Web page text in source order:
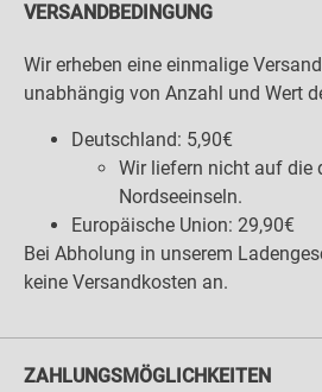
VERSANDBEDINGUNG
Wir erheben eine einmalige
unabhängig von Anzahl und Wert
Deutschland: 5,90€
Wir liefern nicht auf die
Nordseeinseln.
Europäische Union: 29,90€
Bei Abholung in unserem
keine Versandkosten an.
ZAHLUNGSMÖGLICHKEITEN